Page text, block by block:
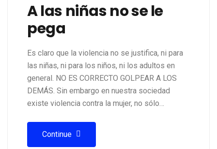
A las niñas no se le
pega
Es claro que la violencia no se justifica, ni para
las niñas, ni para los niños, ni los adultos en
general. NO ES CORRECTO GOLPEAR A LOS
DEMÁS. Sin embargo en nuestra sociedad
existe violencia contra la mujer, no sólo…
Continue